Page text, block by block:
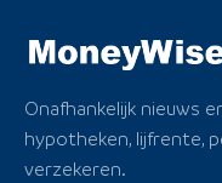
Onafhankelijk nieuws
hypotheken, lijfrente,
verzekeren.